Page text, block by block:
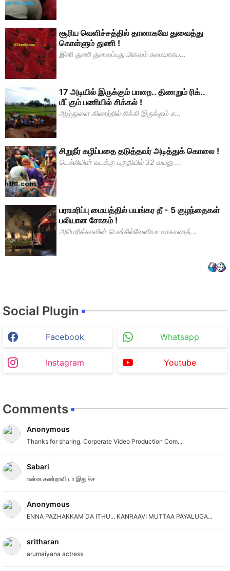
சூரிய வெளிச்சத்தில் தானாகவே துவைத்து
கொள்ளும் துணி !
இனி துணி துவைப்பது மிகவும் சுலமமாகப...
17 அடியில் இருக்கும் பாறை.. திணறும் ரிக்..
மீட்கும் பணியில் சிக்கல் !
ஆழ்துளை கிணற்றில் சிக்கி இருக்கும் ச...
சிறுநீர் கழிப்பதை தடுத்தவர் அடித்துக் கொலை !
டெல்லியின் வடக்கு பகுதியில் 32 வயது ...
பராமரிப்பு மையத்தில் பயங்கர தீ - 5 குழந்தைகள்
பலியான சோகம் !
அமெரிக்காவின் பென்சில்வேனியா மாகாணத்...
Social Plugin
Facebook Whatsapp
Instagram Youtube
Comments
Anonymous
Thanks for sharing. Corporate Video Production Com...
Sabari
என்ன கண்றாவி டா இது ச்ச
Anonymous
ENNA PAZHAKKAM DA ITHU... KANRAAVI MUTTAA PAYALUGA...
sritharan
arumaiyana actress